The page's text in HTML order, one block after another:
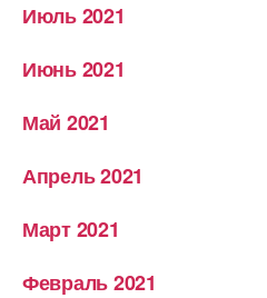
Июль 2021
Июнь 2021
Май 2021
Апрель 2021
Март 2021
Февраль 2021